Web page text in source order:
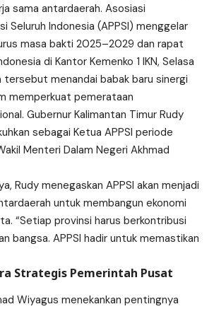
sama antardaerah. Asosiasi
Seluruh Indonesia (APPSI) menggelar
masa bakti 2025–2029 dan rapat
di Kantor Kemenko 1 IKN, Selasa
tersebut menandai babak baru sinergi
memperkuat pemerataan
Gubernur Kalimantan Timur Rudy
sebagai Ketua APPSI periode
Menteri Dalam Negeri Akhmad
Rudy menegaskan APPSI akan menjadi
untuk membangun ekonomi
“Setiap provinsi harus berkontribusi
bangsa. APPSI hadir untuk memastikan
Strategis Pemerintah Pusat
Wiyagus menekankan pentingnya